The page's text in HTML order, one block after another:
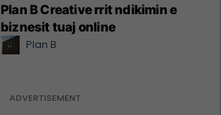
Plan B Creative rrit ndikimin e
biznesit tuaj online
Plan B